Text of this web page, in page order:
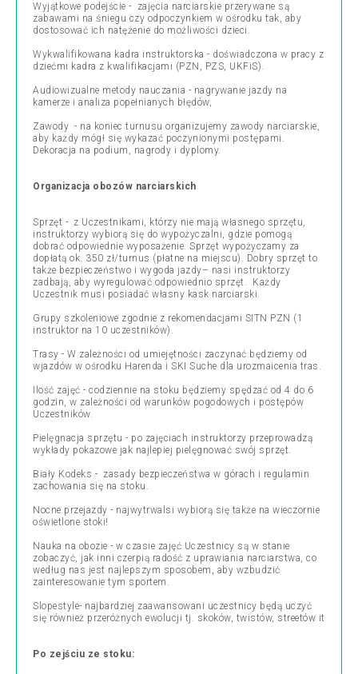
Wyjątkowe podejście - zajęcia narciarskie przerywane są
zabawami na śniegu czy odpoczynkiem w ośrodku tak, aby
dostosować ich natężenie do możliwości dzieci.
Wykwalifikowana kadra instruktorska - doświadczona w pracy z
dziećmi kadra z kwalifikacjami (PZN, PZS, UKFiS).
Audiowizualne metody nauczania - nagrywanie jazdy na
kamerze i analiza popełnianych błędów,
Zawody - na koniec turnusu organizujemy zawody narciarskie,
aby każdy mógł się wykazać poczynionymi postępami.
Dekoracja na podium, nagrody i dyplomy.
Organizacja obozów narciarskich
Sprzęt - z Uczestnikami, którzy nie mają własnego sprzętu,
instruktorzy wybiorą się do wypożyczalni, gdzie pomogą
dobrać odpowiednie wyposażenie. Sprzęt wypożyczamy za
dopłatą ok. 350 zł/turnus (płatne na miejscu). Dobry sprzęt to
także bezpieczeństwo i wygoda jazdy– nasi instruktorzy
zadbają, aby wyregulować odpowiednio sprzęt. Każdy
Uczestnik musi posiadać własny kask narciarski.
Grupy szkoleniowe zgodnie z rekomendacjami SITN PZN (1
instruktor na 10 uczestników).
Trasy - W zależności od umiejętności zaczynać będziemy od
wjazdów w ośrodku Harenda i SKI Suche dla urozmaicenia tras.
Ilość zajęć - codziennie na stoku będziemy spędzać od 4 do 6
godzin, w zależności od warunków pogodowych i postępów
Uczestników.
Pielęgnacja sprzętu - po zajęciach instruktorzy przeprowadzą
wykłady pokazowe jak najlepiej pielęgnować swój sprzęt.
Biały Kodeks - zasady bezpieczeństwa w górach i regulamin
zachowania się na stoku.
Nocne przejazdy - najwytrwalsi wybiorą się także na wieczornie
oświetlone stoki!
Nauka na obozie - w czasie zajęć Uczestnicy są w stanie
zobaczyć, jak inni czerpią radość z uprawiania narciarstwa, co
według nas jest najlepszym sposobem, aby wzbudzić
zainteresowanie tym sportem.
Slopestyle- najbardziej zaawansowani uczestnicy będą uczyć
się również przeróżnych ewolucji tj. skoków, twistów, streetów it
Po zejściu ze stoku: